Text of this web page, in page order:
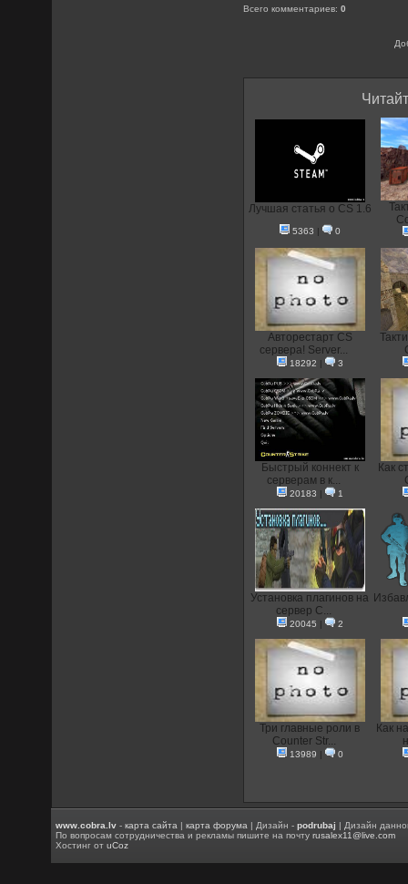
Всего комментариев:0
Лучшая статья о CS 1.6
5363 | 0
Авторестарт CS
сервера! Server...
18292 | 3
Быстрый коннект к
серверам в к...
20183 | 1
Как
Установка плагинов на
сервер C...
20045 | 2
Три главные роли в
Counter Str...
13989 | 0
Как
www.cobra.lv -карта сайта |карта форума | Дизайн -podrubaj | Дизайн
По вопросам сотрудничества и рекламы пишите на почтуrusalex11@live.com
Хостинг отuCoz